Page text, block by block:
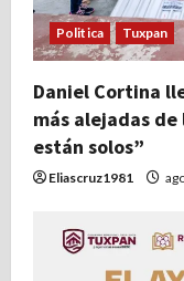
Politica Tuxpan
Daniel Cortina
más alejadas
están solos”
Eliascruz1981